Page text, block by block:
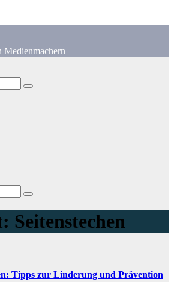
Medienmachern
Seitenstechen
Tipps zur Linderung und Prävention